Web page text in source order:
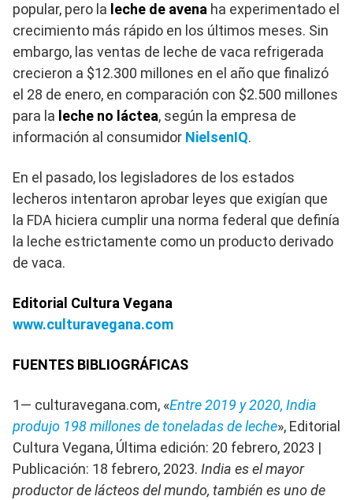
popular, pero la leche de avena ha experimentado el
crecimiento más rápido en los últimos meses. Sin
embargo, las ventas de leche de vaca refrigerada
crecieron a $12.300 millones en el año que finalizó
el 28 de enero, en comparación con $2.500 millones
para la leche no láctea, según la empresa de
información al consumidor NielsenIQ.
En el pasado, los legisladores de los estados
lecheros intentaron aprobar leyes que exigían que
la FDA hiciera cumplir una norma federal que definía
la leche estrictamente como un producto derivado
de vaca.
Editorial Cultura Vegana
www.culturavegana.com
FUENTES BIBLIOGRÁFICAS
1— culturavegana.com, «Entre 2019 y 2020, India
produjo 198 millones de toneladas de leche», Editorial
Cultura Vegana, Última edición: 20 febrero, 2023 |
Publicación: 18 febrero, 2023. India es el mayor
productor de lácteos del mundo, también es uno de